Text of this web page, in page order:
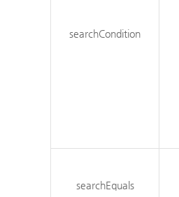
searchCondition
searchEquals